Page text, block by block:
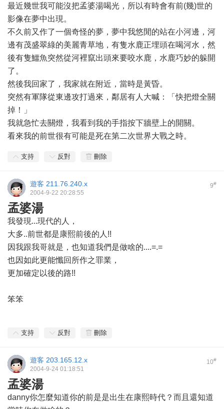
最近幾世我可能沒把孟婆湯喝光，所以有時會有前(幾)世的
影像在夢中出現。
不久前又作了一個奇怪的夢，夢中我悠閒的站在小河邊，河
邊有茂盛翠綠的美麗青草地，有隻水鹿正埋頭在喝河水，然
後有隻鱷魚突然從河裡竄出頭來要咬水鹿，水鹿巧妙的躲開
了。
然後我回家了，我家就在附近，當時是黃昏。
突然有軍隊從東邊攻打過來，鄰居有人大喊：「快把燈全關
掉！」
我就急忙去關燈，我看到我的手指按下牆壁上的開關。
看來我的前世很有可能是死在第二次世界大戰之時。
支持 反對 刪除
9#
遊客 211.76.240.x
2004-9-22 20:28:55
孟婆湯
我發現...現代的人，
大多..前世都是康熙前後的人!!
因我跟我哥就是，也知道我們是做啥的....=.=
也因如此更能懺回所作之罪業，
更加確定以後的路!!
笨笨
支持 反對 刪除
10#
遊客 203.165.12.x
2004-9-24 01:18:51
孟婆湯
danny你怎麼知道你的前是是出生在康熙時代？而且還知道